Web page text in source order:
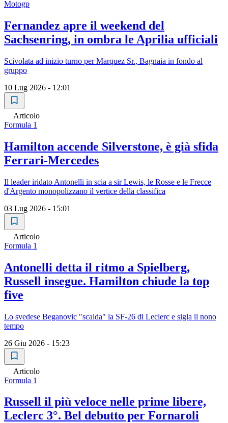
Motogp
Fernandez apre il weekend del
Sachsenring, in ombra le Aprilia ufficiali
Scivolata ad inizio turno per Marquez Sr., Bagnaia in fondo al
gruppo
10 Lug 2026 - 12:01
Articolo
Formula 1
Hamilton accende Silverstone, è già sfida
Ferrari-Mercedes
Il leader iridato Antonelli in scia a sir Lewis, le Rosse e le Frecce
d'Argento monopolizzano il vertice della classifica
03 Lug 2026 - 15:01
Articolo
Formula 1
Antonelli detta il ritmo a Spielberg,
Russell insegue. Hamilton chiude la top
five
Lo svedese Beganovic "scalda" la SF-26 di Leclerc e sigla il nono
tempo
26 Giu 2026 - 15:23
Articolo
Formula 1
Russell il più veloce nelle prime libere,
Leclerc 3°. Bel debutto per Fornaroli